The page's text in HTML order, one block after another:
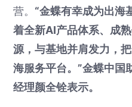
营。 “金蝶有幸成为出海
着全新AI产品体系、成
源，与基地并肩发力，
海服务平台。”金蝶中国
经理颜全铨表示。